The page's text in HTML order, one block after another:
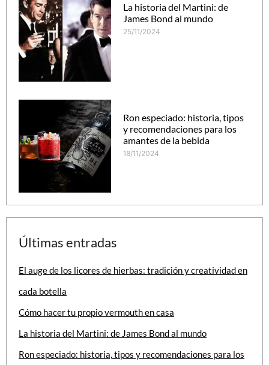
La historia del Martini: de
James Bond al mundo
25/11/2024
Ron especiado: historia, tipos
y recomendaciones para los
amantes de la bebida
18/11/2024
Últimas entradas
El auge de los licores de hierbas: tradición y creatividad en
cada botella
Cómo hacer tu propio vermouth en casa
La historia del Martini: de James Bond al mundo
Ron especiado: historia, tipos y recomendaciones para los